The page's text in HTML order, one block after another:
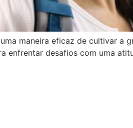
maneira eficaz de cultivar a
enfrentar desafios com uma